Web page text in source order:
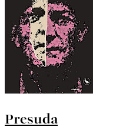
Presuda